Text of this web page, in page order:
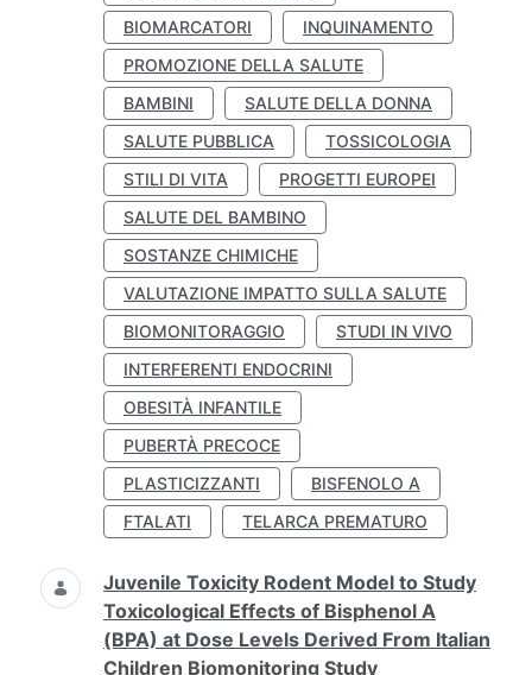
BIOMARCATORI
INQUINAMENTO
PROMOZIONE DELLA SALUTE
BAMBINI
SALUTE DELLA DONNA
SALUTE PUBBLICA
TOSSICOLOGIA
STILI DI VITA
PROGETTI EUROPEI
SALUTE DEL BAMBINO
SOSTANZE CHIMICHE
VALUTAZIONE IMPATTO SULLA SALUTE
BIOMONITORAGGIO
STUDI IN VIVO
INTERFERENTI ENDOCRINI
OBESITÀ INFANTILE
PUBERTÀ PRECOCE
PLASTICIZZANTI
BISFENOLO A
FTALATI
TELARCA PREMATURO
Juvenile Toxicity Rodent Model to Study
Toxicological Effects of Bisphenol A
(BPA) at Dose Levels Derived From Italian
Children Biomonitoring Study